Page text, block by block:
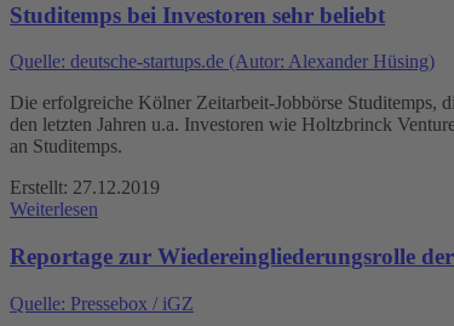
Studitemps bei Investoren sehr beliebt
Quelle: deutsche-startups.de (Autor: Alexander Hüsing)
Die erfolgreiche Kölner Zeitarbeit-Jobbörse Studitemps,
den letzten Jahren u.a. Investoren wie Holtzbrinck
an Studitemps.
Erstellt: 27.12.2019
Weiterlesen
Reportage zur Wiedereingliederungsrolle
Quelle: Pressebox / iGZ